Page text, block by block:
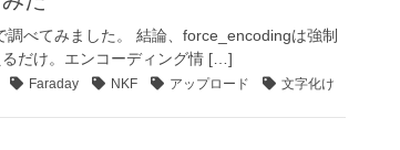
べてみました。 結論、force_encodingは強制
だけ。エンコーディング情 […]
Faraday NKF アップロード 文字化け